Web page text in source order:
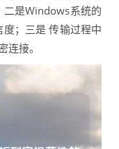
二是Windows系统的
；三是 传输过程中
连接。